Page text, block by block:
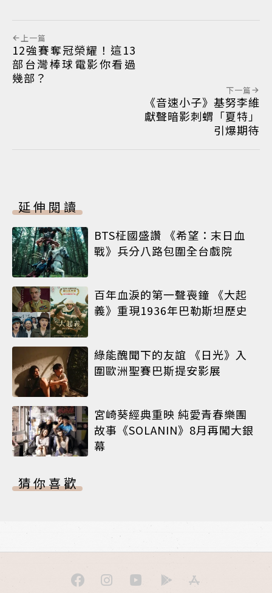
上一篇
12強賽奪冠榮耀！這13
部台灣棒球電影你看過
幾部？
下一篇
《音速小子》基努李維
獻聲暗影刺蝟「夏特」
引爆期待
延伸閱讀
BTS柾國盛讚 《希望：末日血
戰》兵分八路包圍全台戲院
百年血淚的第一聲喪鐘 《大起
義》重現1936年巴勒斯坦歷史
綠能醜聞下的友誼 《日光》入
圍歐洲聖賽巴斯提安影展
宮崎葵經典重映 純愛青春樂團
故事《SOLANIN》8月再闖大銀
幕
猜你喜歡